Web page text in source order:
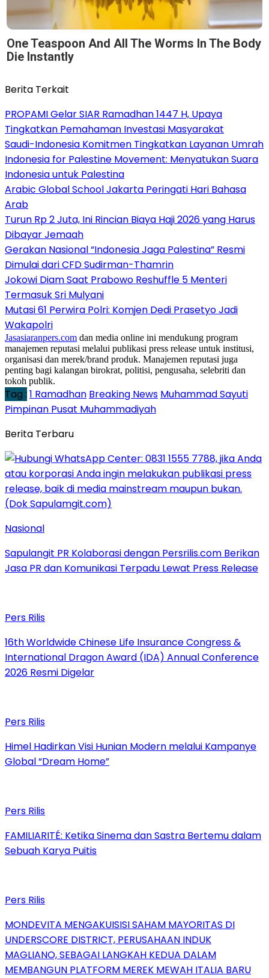
One Teaspoon And All The Worms In The Body
Die Instantly
Berita Terkait
PROPAMI Gelar SIAR Ramadhan 1447 H, Upaya
Tingkatkan Pemahaman Investasi Masyarakat
Saudi-Indonesia Komitmen Tingkatkan Layanan Umrah
Indonesia for Palestine Movement: Menyatukan Suara
Indonesia untuk Palestina
Arabic Global School Jakarta Peringati Hari Bahasa
Arab
Turun Rp 2 Juta, Ini Rincian Biaya Haji 2026 yang Harus
Dibayar Jemaah
Gerakan Nasional “Indonesia Jaga Palestina” Resmi
Dimulai dari CFD Sudirman-Thamrin
Jokowi Diam Saat Prabowo Reshuffle 5 Menteri
Termasuk Sri Mulyani
Mutasi 61 Perwira Polri: Komjen Dedi Prasetyo Jadi
Wakapolri
Jasasiaranpers.com dan media online ini mendukung program
manajemen reputasi melalui publikasi press release untuk institusi,
organisasi dan merek/brand produk. Manajemen reputasi juga
penting bagi kalangan birokrat, politisi, pengusaha, selebriti dan
tokoh publik.
Tag : 1 Ramadhan Breaking News Muhammad Sayuti
Pimpinan Pusat Muhammadiyah
Berita Terbaru
Nasional
Sapulangit PR Kolaborasi dengan Persrilis.com Berikan
Jasa PR dan Komunikasi Terpadu Lewat Press Release
Pers Rilis
16th Worldwide Chinese Life Insurance Congress &
International Dragon Award (IDA) Annual Conference
2026 Resmi Digelar
Pers Rilis
Himel Hadirkan Visi Hunian Modern melalui Kampanye
Global “Dream Home”
Pers Rilis
FAMILIARITÉ: Ketika Sinema dan Sastra Bertemu dalam
Sebuah Karya Puitis
Pers Rilis
MONDEVITA MENGAKUISISI SAHAM MAYORITAS DI
UNDERSCORE DISTRICT, PERUSAHAAN INDUK
MAGLIANO, SEBAGAI LANGKAH KEDUA DALAM
MEMBANGUN PLATFORM MEREK MEWAH ITALIA BARU